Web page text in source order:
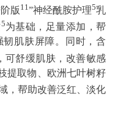
版 11 ”神经酰胺护理5乳
5为基础，足量添加，帮
肌肤屏障。同时，含
可舒缓肌肤，改善敏感
提取物、欧洲七叶树籽
，帮助改善泛红、淡化